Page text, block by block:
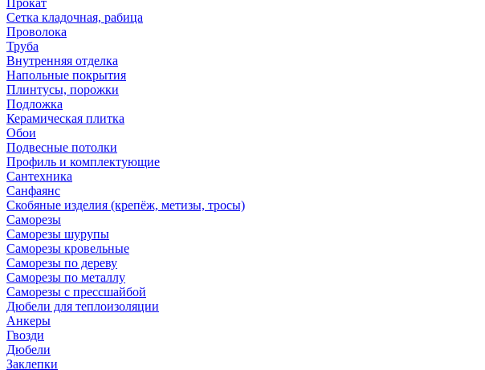
Прокат
Сетка кладочная, рабица
Проволока
Труба
Внутренняя отделка
Напольные покрытия
Плинтусы, порожки
Подложка
Керамическая плитка
Обои
Подвесные потолки
Профиль и комплектующие
Сантехника
Санфаянс
Скобяные изделия (крепёж, метизы, тросы)
Саморезы
Саморезы шурупы
Саморезы кровельные
Саморезы по дереву
Саморезы по металлу
Саморезы с прессшайбой
Дюбели для теплоизоляции
Анкеры
Гвозди
Дюбели
Заклепки